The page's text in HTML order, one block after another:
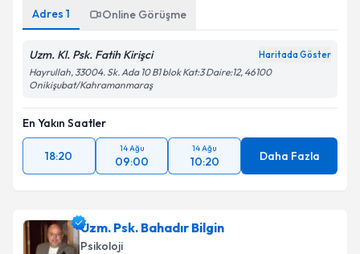
Metni'ni okudum ve kişisel verilerimin belirtilen
Takvim Talebini Gönder
Adres 1 Online Görüşme
Uzm. Kl. Psk. Fatih Kirişci Haritada Göster
Hayrullah, 33004. Sk. Ada 10 B1 blok Kat:3 Daire:12, 46100
Onikişubat/Kahramanmaraş
En Yakın Saatler
18:20
14 Ağu
09:00
14 Ağu
10:20 Daha Fazla
Uzm. Psk. Bahadır Bilgin
Psikoloji